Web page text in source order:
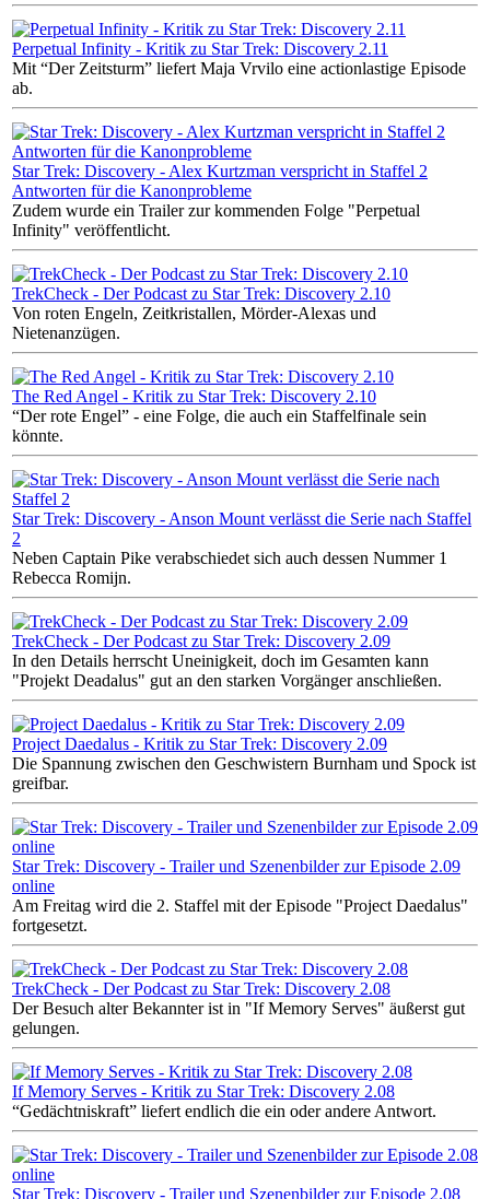
Perpetual Infinity - Kritik zu Star Trek: Discovery 2.11
Mit “Der Zeitsturm” liefert Maja Vrvilo eine actionlastige Episode
ab.
Star Trek: Discovery - Alex Kurtzman verspricht in Staffel 2
Antworten für die Kanonprobleme
Zudem wurde ein Trailer zur kommenden Folge "Perpetual
Infinity" veröffentlicht.
TrekCheck - Der Podcast zu Star Trek: Discovery 2.10
Von roten Engeln, Zeitkristallen, Mörder-Alexas und
Nietenanzügen.
The Red Angel - Kritik zu Star Trek: Discovery 2.10
“Der rote Engel” - eine Folge, die auch ein Staffelfinale sein
könnte.
Star Trek: Discovery - Anson Mount verlässt die Serie nach Staffel
2
Neben Captain Pike verabschiedet sich auch dessen Nummer 1
Rebecca Romijn.
TrekCheck - Der Podcast zu Star Trek: Discovery 2.09
In den Details herrscht Uneinigkeit, doch im Gesamten kann
"Projekt Deadalus" gut an den starken Vorgänger anschließen.
Project Daedalus - Kritik zu Star Trek: Discovery 2.09
Die Spannung zwischen den Geschwistern Burnham und Spock ist
greifbar.
Star Trek: Discovery - Trailer und Szenenbilder zur Episode 2.09
online
Am Freitag wird die 2. Staffel mit der Episode "Project Daedalus"
fortgesetzt.
TrekCheck - Der Podcast zu Star Trek: Discovery 2.08
Der Besuch alter Bekannter ist in "If Memory Serves" äußerst gut
gelungen.
If Memory Serves - Kritik zu Star Trek: Discovery 2.08
“Gedächtniskraft” liefert endlich die ein oder andere Antwort.
Star Trek: Discovery - Trailer und Szenenbilder zur Episode 2.08